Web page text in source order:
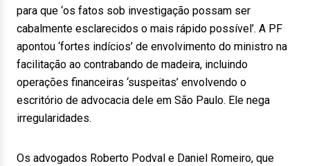
para que ‘os fatos sob investigação possam ser
cabalmente esclarecidos o mais rápido possível’. A PF
apontou ‘fortes indícios’ de envolvimento do ministro na
facilitação ao contrabando de madeira, incluindo
operações financeiras ‘suspeitas’ envolvendo o
escritório de advocacia dele em São Paulo. Ele nega
irregularidades.
Os advogados Roberto Podval e Daniel Romeiro, que